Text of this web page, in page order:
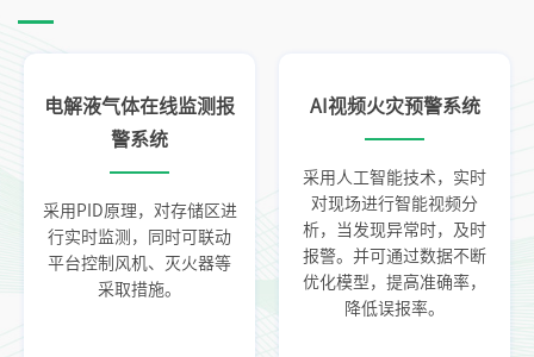
电解液气体在线监测报
警系统
采用PID原理，对存储区进
行实时监测，同时可联动
平台控制风机、灭火器等
采取措施。
AI视频火灾预警系统
采用人工智能技术，实时
对现场进行智能视频分
析，当发现异常时，及时
报警。并可通过数据不断
优化模型，提高准确率，
降低误报率。